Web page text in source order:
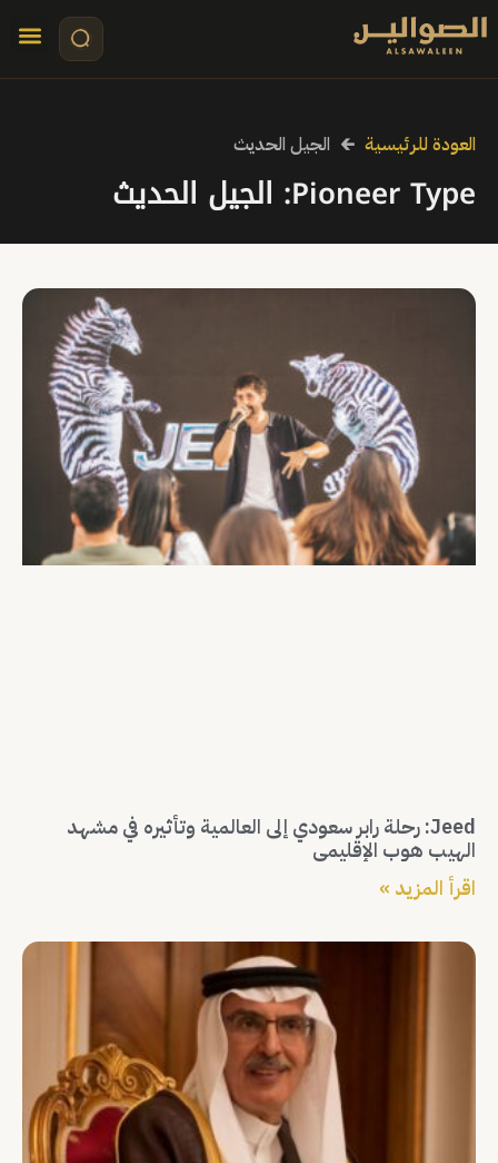
العودة للرئيسية 🡰 الجيل الحديث
Pioneer Type: الجيل الحديث
Jeed: رحلة رابر سعودي إلى العالمية وتأثيره في مشهد
الهيب هوب الإقليمي
اقرأ المزيد »